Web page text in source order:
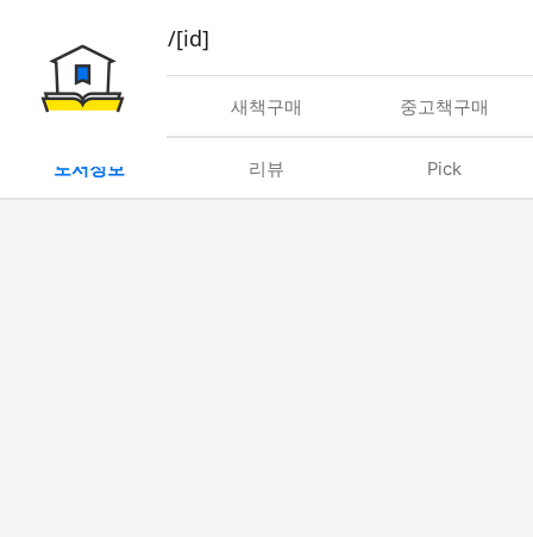
book/rent/[id]
대여 새책구매 중고책구매
도서정보 리뷰 Pick